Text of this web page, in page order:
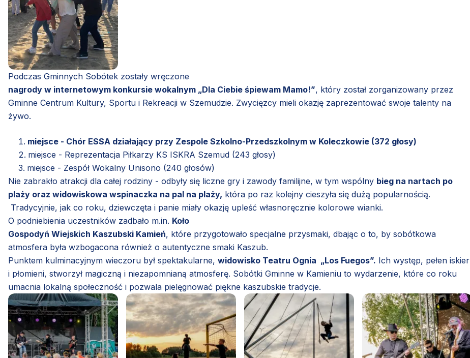
Podczas Gminnych Sobótek zostały wręczone
nagrody w internetowym konkursie wokalnym „Dla Ciebie śpiewam Mamo!”, który został zorganizowany przez
Gminne Centrum Kultury, Sportu i Rekreacji w Szemudzie. Zwycięzcy mieli okazję zaprezentować swoje talenty na
żywo.
miejsce - Chór ESSA działający przy Zespole Szkolno-Przedszkolnym w Koleczkowie (372 głosy)
miejsce - Reprezentacja Piłkarzy KS ISKRA Szemud (243 głosy)
miejsce - Zespół Wokalny Unisono (240 głosów)
Nie zabrakło atrakcji dla całej rodziny - odbyły się liczne gry i zawody familijne, w tym wspólny bieg na nartach po
plaży oraz widowiskowa wspinaczka na pal na plaży, która po raz kolejny cieszyła się dużą popularnością.
Tradycyjnie, jak co roku, dziewczęta i panie miały okazję upleść własnoręcznie kolorowe wianki.
O podniebienia uczestników zadbało m.in. Koło
Gospodyń Wiejskich Kaszubski Kamień, które przygotowało specjalne przysmaki, dbając o to, by sobótkowa
atmosfera była wzbogacona również o autentyczne smaki Kaszub.
Punktem kulminacyjnym wieczoru był spektakularne, widowisko Teatru Ognia „Los Fuegos”. Ich występ, pełen iskier
i płomieni, stworzył magiczną i niezapomnianą atmosferę. Sobótki Gminne w Kamieniu to wydarzenie, które co roku
umacnia lokalną społeczność i pozwala pielęgnować piękne kaszubskie tradycje.